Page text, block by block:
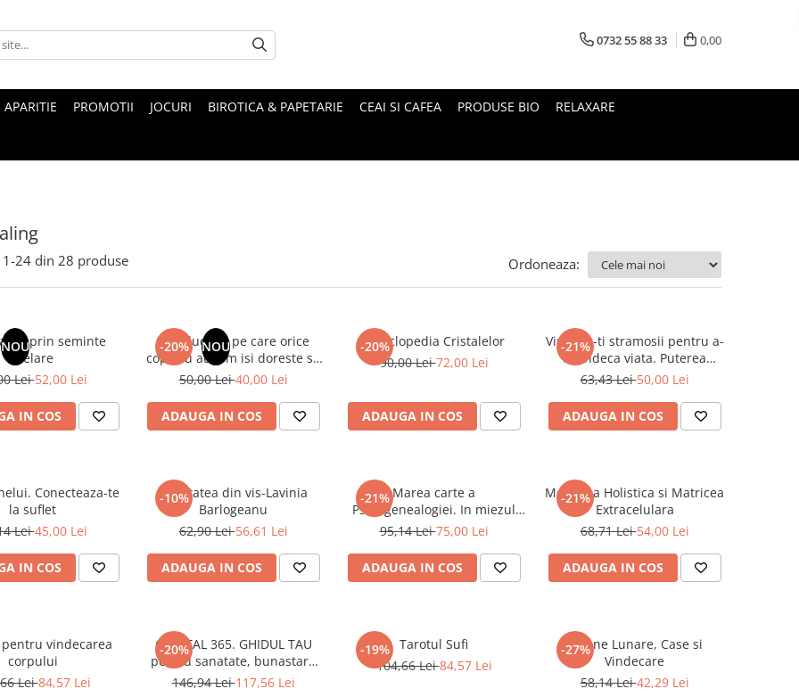
0732 55 88 33 0,00
PROMOTII JOCURI BIROTICA & PAPETARIE CEAI SI CAFEA PRODUSE BIO RELAXARE
1-24 din 28 produse Ordoneaza:
NOUprin seminte
stelare
Lei52,00 Lei
IN COS
-20% NOU
Zece lucruri pe care orice
copil cu autism isi doreste sa
le stii
50,00 Lei40,00 Lei
ADAUGA IN COS
-20%
Enciclopedia Cristalelor
90,00 Lei72,00 Lei
ADAUGA IN COS
-21%
Vindeca-ti stramosii pentru a-
ti vindeca viata. Puterea
transformatoare a regresiei
63,43 Lei50,00 Lei
ADAUGA IN COS
Conecteaza-te
la suflet
Lei45,00 Lei
IN COS
-10%
Realitatea din vis-Lavinia
Barlogeanu
62,90 Lei56,61 Lei
ADAUGA IN COS
-21%Marea carte a
Psihogenealogiei. In miezul
cuvintelor de la A la Z
95,14 Lei75,00 Lei
ADAUGA IN COS
-21%
Medicina Holistica si Matricea
Extracelulara
68,71 Lei54,00 Lei
ADAUGA IN COS
vindecarea
corpului
Lei84,57 Lei
-20%
CRYSTAL 365. GHIDUL TAU
pentru sanatate, bunastare
financiara si echilibru
146,94 Lei117,56 Lei
-19%
Tarotul Sufi
104,66 Lei84,57 Lei
-27%
Semne Lunare, Case si
Vindecare
58,14 Lei42,29 Lei